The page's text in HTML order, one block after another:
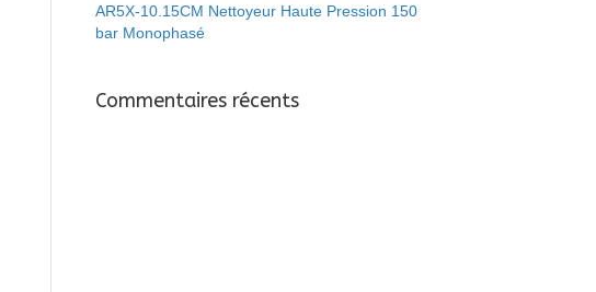
AR5X-10.15CM Nettoyeur Haute Pression 150
bar Monophasé
Commentaires récents